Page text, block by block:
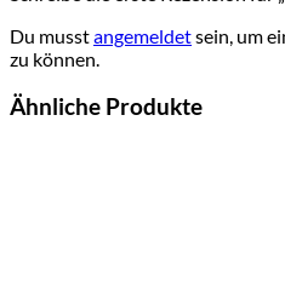
Du musstangemeldetsein, um
zu können.
Ähnliche Produkte